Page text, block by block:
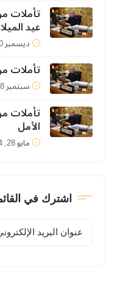
تأملات
عيد
ديسمبر 10, 2024
تأملات
سبتمبر 28, 2024
تأملات
الأمل
مايو 28, 2024
اشترك في